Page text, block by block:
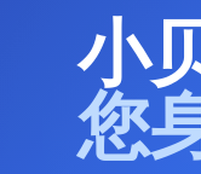
小
您